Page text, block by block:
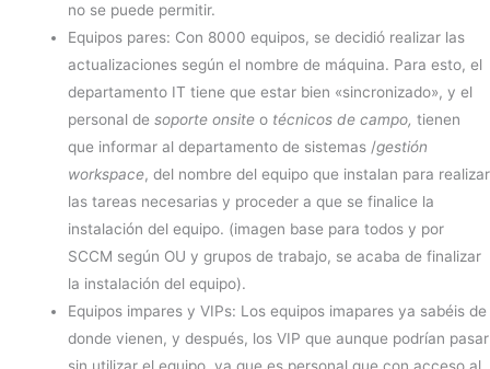
no se puede permitir.
Equipos pares: Con 8000 equipos, se decidió realizar las
actualizaciones según el nombre de máquina. Para esto, el
departamento IT tiene que estar bien «sincronizado», y el
personal de soporte onsiteo técnicos de campo, tienen
que informar al departamento de sistemas /gestión
workspace, del nombre del equipo que instalan para realizar
las tareas necesarias y proceder a que se finalice la
instalación del equipo. (imagen base para todos y por
SCCM según OU y grupos de trabajo, se acaba de finalizar
la instalación del equipo).
Equipos impares y VIPs: Los equipos imapares ya sabéis de
donde vienen, y después, los VIP que aunque podrían pasar